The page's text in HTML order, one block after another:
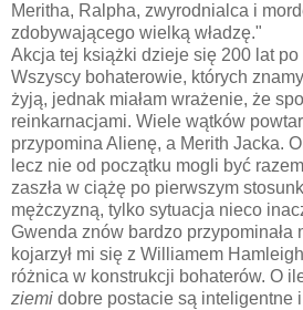
Meritha, Ralpha, zwyrodnialca i
zdobywającego wielką władzę."
Akcja tej książki dzieje się 200 lat po
Wszyscy bohaterowie, których
żyją, jednak miałam wrażenie, że
reinkarnacjami. Wiele wątków
przypomina Alienę, a Merith Jacka.
lecz nie od początku mogli być
zaszła w ciążę po pierwszym
mężczyzną, tylko sytuacja nieco
Gwenda znów bardzo przypominała
kojarzył mi się z Williamem
różnica w konstrukcji bohaterów. O
ziemi dobre postacie są inteligentne